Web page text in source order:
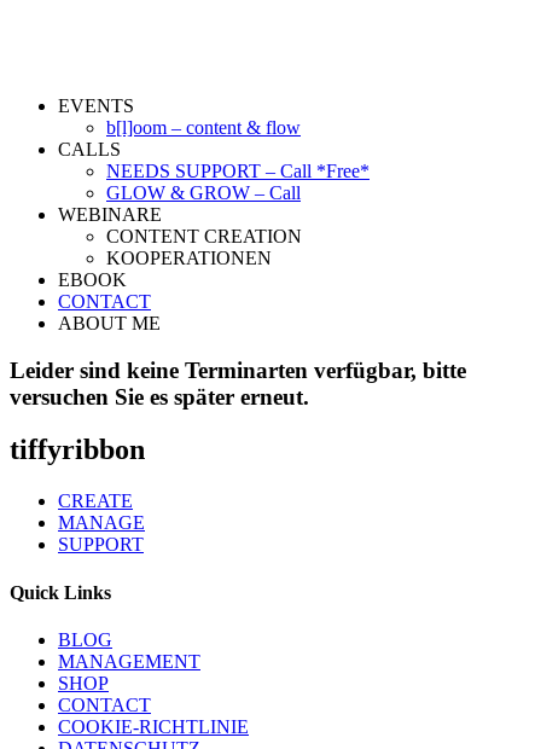
EVENTS
b[l]oom – content & flow
CALLS
NEEDS SUPPORT – Call *Free*
GLOW & GROW – Call
WEBINARE
CONTENT CREATION
KOOPERATIONEN
EBOOK
CONTACT
ABOUT ME
Leider sind keine Terminarten verfügbar, bitte
versuchen Sie es später erneut.
tiffyribbon
CREATE
MANAGE
SUPPORT
Quick Links
BLOG
MANAGEMENT
SHOP
CONTACT
COOKIE-RICHTLINIE